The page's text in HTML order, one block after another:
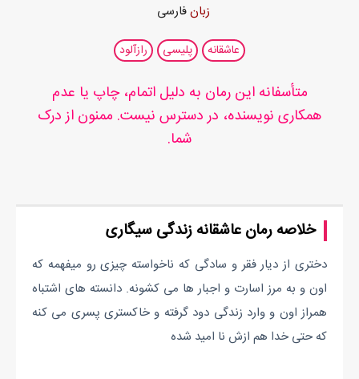
زبانفارسی
عاشقانه پلیسی رازآلود
متأسفانه این رمان به دلیل اتمام، چاپ یا عدم
همکاری نویسنده، در دسترس نیست. ممنون از درک
شما.
خلاصه رمان عاشقانه زندگی سیگاری
دختری از دیار فقر و سادگی که ناخواسته چیزی رو میفهمه که
اون و به مرز اسارت و اجبار ها می کشونه. دانسته های اشتباه
همراز اون و وارد زندگی دود گرفته و خاکستری پسری می کنه
که حتی خدا هم ازش نا امید شده